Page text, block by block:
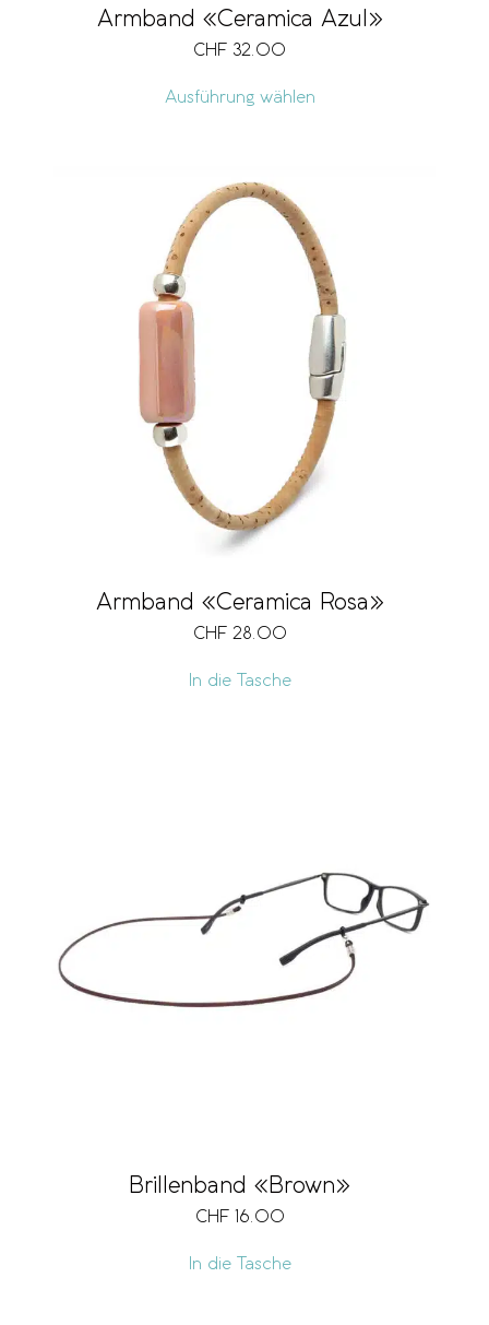
Armband «Ceramica Azul»
CHF 32.00
Ausführung wählen
Armband «Ceramica Rosa»
CHF 28.00
In die Tasche
Brillenband «Brown»
CHF 16.00
In die Tasche